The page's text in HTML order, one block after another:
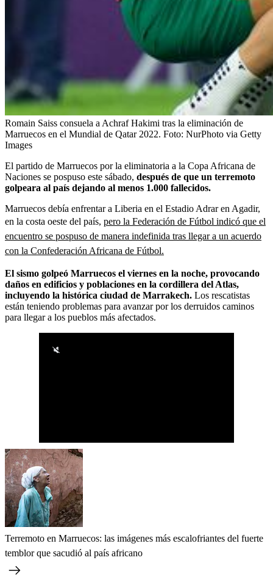
Romain Saiss consuela a Achraf Hakimi tras la eliminación de
Marruecos en el Mundial de Qatar 2022. Foto: NurPhoto via Getty
Images
El partido de Marruecos por la eliminatoria a la Copa Africana de
Naciones se pospuso este sábado, después de que un terremoto
golpeara al país dejando al menos 1.000 fallecidos.
Marruecos debía enfrentar a Liberia en el Estadio Adrar en Agadir,
en la costa oeste del país, pero la Federación de Fútbol indicó que el
encuentro se pospuso de manera indefinida tras llegar a un acuerdo
con la Confederación Africana de Fútbol.
El sismo golpeó Marruecos el viernes en la noche, provocando
daños en edificios y poblaciones en la cordillera del Atlas,
incluyendo la histórica ciudad de Marrakech. Los rescatistas
están teniendo problemas para avanzar por los derruidos caminos
para llegar a los pueblos más afectados.
Terremoto en Marruecos: las imágenes más escalofriantes del fuerte
temblor que sacudió al país africano